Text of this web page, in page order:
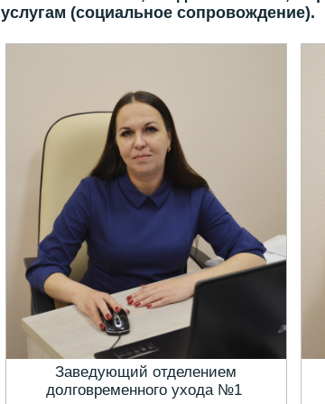
услугам (социальное сопровождение).
Заведующий отделением
долговременного ухода №1